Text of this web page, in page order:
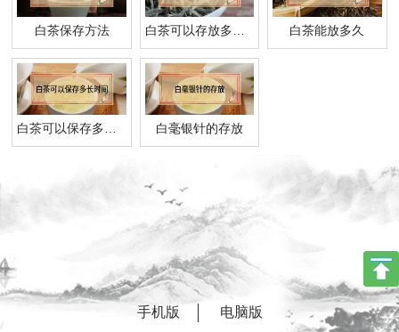
白茶保存方法 白茶能放多久
白毫银针的存放
手机版 电脑版